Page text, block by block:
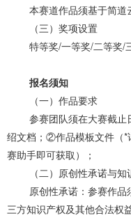
本赛道作品须基于简道
（三）奖项设置
特等奖/一等奖/二等奖/
报名须知
（一）作品要求
参赛团队须在大赛截止
绍文档；②作品模板文件（*
赛助手即可获取）；
（二）原创性承诺与知
原创性承诺：参赛作品
三方知识产权及其他合法权